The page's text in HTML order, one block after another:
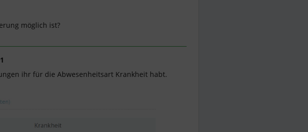
möglich ist?
ihr für die Abwesenheitsart Krankheit habt.